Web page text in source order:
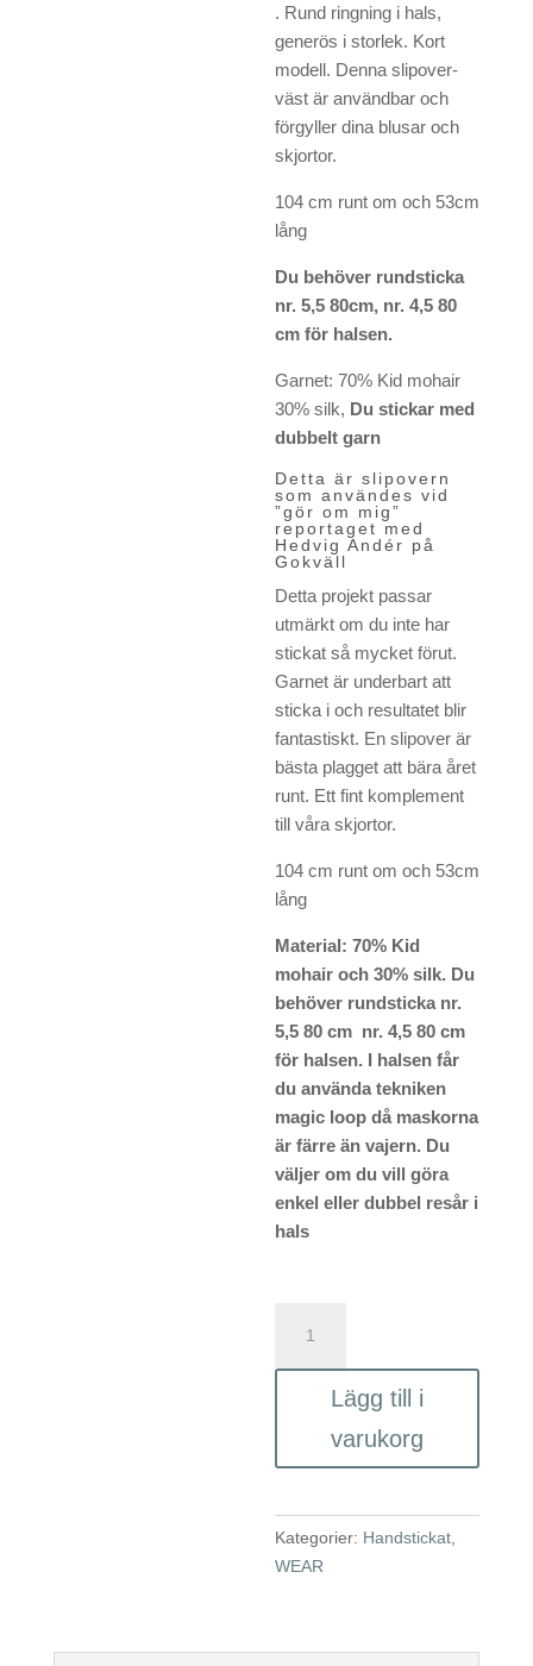
. Rund ringning i hals,
generös i storlek. Kort
modell. Denna slipover-
väst är användbar och
förgyller dina blusar och
skjortor.
104 cm runt om och 53cm
lång
Du behöver rundsticka
nr. 5,5 80cm, nr. 4,5 80
cm för halsen.
Garnet: 70% Kid mohair
30% silk, Du stickar med
dubbelt garn
Detta är slipovern
som användes vid
”gör om mig”
reportaget med
Hedvig Andér på
Gokväll
Detta projekt passar
utmärkt om du inte har
stickat så mycket förut.
Garnet är underbart att
sticka i och resultatet blir
fantastiskt. En slipover är
bästa plagget att bära året
runt. Ett fint komplement
till våra skjortor.
104 cm runt om och 53cm
lång
Material: 70% Kid
mohair och 30% silk. Du
behöver rundsticka nr.
5,5 80 cm nr. 4,5 80 cm
för halsen. I halsen får
du använda tekniken
magic loop då maskorna
är färre än vajern. Du
väljer om du vill göra
enkel eller dubbel resår i
hals
stickpaket
till
slipover
silke
mängd
Lägg till i
varukorg
Kategorier: Handstickat
WEAR